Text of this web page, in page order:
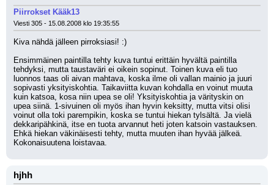
Piirrokset Kääk13
Viesti 305 - 15.08.2008 klo 19:35:55
Kiva nähdä jälleen pirroksiasi! :)
Ensimmäinen paintilla tehty kuva tuntui erittäin hyvältä paintilla
tehdyksi, mutta taustaväri ei oikein sopinut. Toinen kuva eli tuo
luonnos taas oli aivan mahtava, koska ilme oli vallan mainio ja juuri
sopivasti yksityiskohtia. Taikaviitta kuvan kohdalla en voinut muuta
kuin katsoa, kosa niin upea se oli! Yksityiskohtia ja värityskin on
upea siinä. 1-sivuinen oli myös ihan hyvin keksitty, mutta vitsi olisi
voinut olla toki parempikin, koska se tuntui hiekan tylsältä. Ja vielä
dekkaripähkinä, itse en tuota arvannut heti joten katsoin vastauksen.
Ehkä hiekan väkinäisesti tehty, mutta muuten ihan hyvää jälkeä.
Kokonaisuutena loistavaa.
hjhh